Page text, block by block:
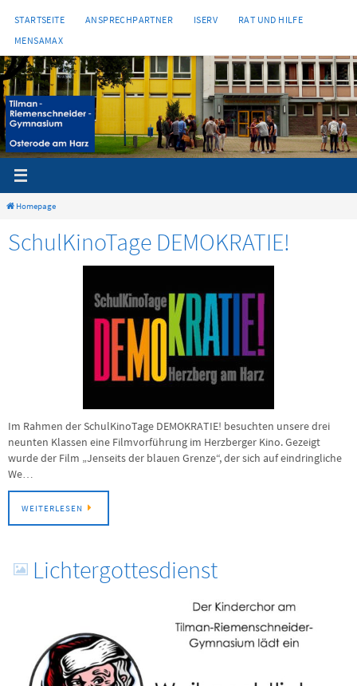
Inhalt
springen
STARTSEITE ANSPRECHPARTNER ISERV
RAT UND HILFE
MENSAMAX
Homepage
SchulKinoTage DEMOKRATIE!
Im Rahmen der SchulKinoTage DEMOKRATIE! besuchten unsere drei
neunten Klassen eine Filmvorführung im Herzberger Kino. Gezeigt
wurde der Film „Jenseits der blauen Grenze“, der sich auf eindringliche
We…
WEITERLESEN
Lichtergottesdienst